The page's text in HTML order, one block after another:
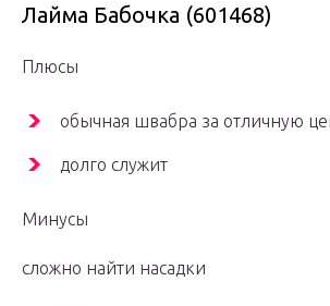
Лайма Бабочка (601468)
Плюсы
обычная швабра за отличную
долго служит
Минусы
сложно найти насадки